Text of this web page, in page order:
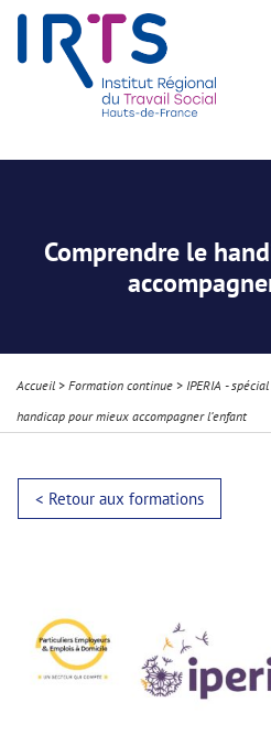
Comprendre le
Accueil > Formation continue > IPERIA -
handicap pour mieux accompagner l’enfant
< Retour aux formations